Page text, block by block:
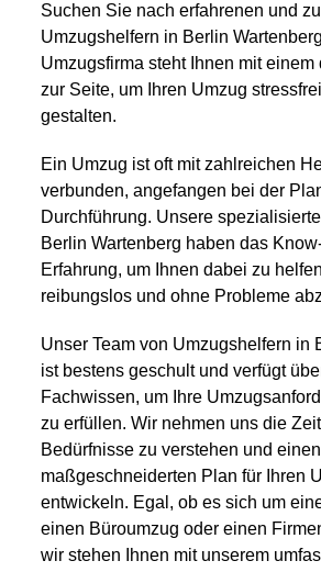
Suchen Sie nach erfahrenen und
Umzugshelfern in Berlin
Umzugsfirma steht Ihnen mit
zur Seite, um Ihren Umzug
gestalten.
Ein Umzug ist oft mit zahlreichen
verbunden, angefangen bei der
Durchführung. Unsere
Berlin Wartenberg haben das
Erfahrung, um Ihnen dabei zu
reibungslos und ohne Probleme
Unser Team von Umzugshelfern in
ist bestens geschult und verfügt
Fachwissen, um Ihre
zu erfüllen. Wir nehmen uns die
Bedürfnisse zu verstehen und einen
maßgeschneiderten Plan für Ihren
entwickeln. Egal, ob es sich um
einen Büroumzug oder einen
wir stehen Ihnen mit unserem